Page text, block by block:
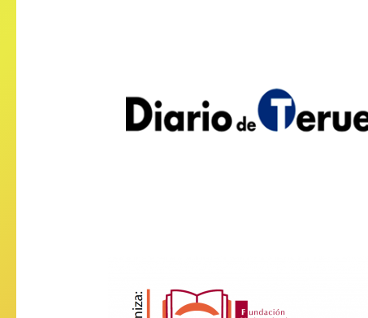
“WHEN A WOMAN ARRIVES AT
SPORTS PRESS WRITING, HER
TRAINING IS IN DOUBT”